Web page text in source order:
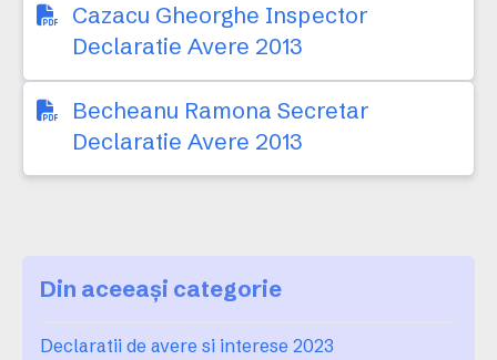
Cazacu Gheorghe Inspector
Declaratie Avere 2013
Becheanu Ramona Secretar
Declaratie Avere 2013
Din aceeași categorie
Declaratii de avere si interese 2023